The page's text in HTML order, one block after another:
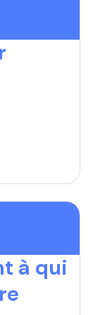
à qui